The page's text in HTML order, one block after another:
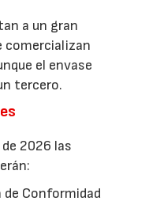
a un gran
comercializan
el envase
tercero.
2026 las
de Conformidad